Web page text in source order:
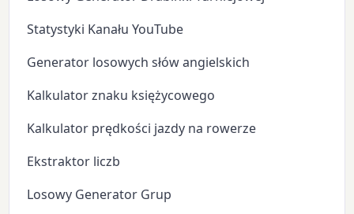
Statystyki Kanału YouTube
Generator losowych słów angielskich
Kalkulator znaku księżycowego
Kalkulator prędkości jazdy na rowerze
Ekstraktor liczb
Losowy Generator Grup